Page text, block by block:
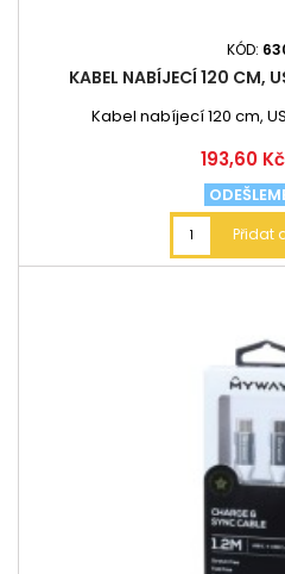
KÓD:
KABEL NABÍJECÍ 120 CM,
Kabel nabíjecí 120 cm,
Cena
193,60 Kč
Přidat